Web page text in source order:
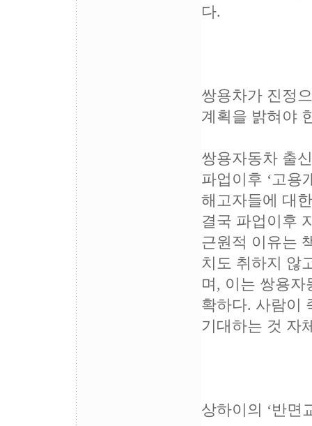
다.
쌍용차가 진정
계획을 밝혀야
쌍용자동차 출
파업이후 ‘고용
해고자들에 대
결국 파업이후
근원적 이유는
치도 취하지 않
며, 이는 쌍용
확하다. 사람이
기대하는 것 자
상하이의 ‘반면